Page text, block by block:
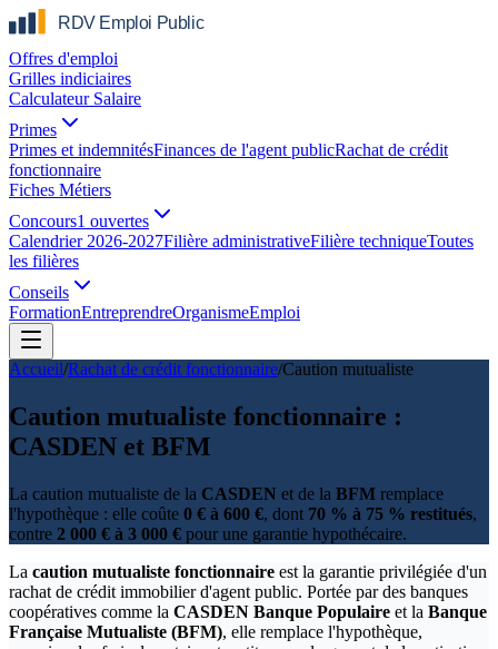
Offres d'emploi
Grilles indiciaires
Calculateur Salaire
Primes
Primes et indemnitésFinances de l'agent publicRachat de crédit
fonctionnaire
Fiches Métiers
Concours1 ouvertes
Calendrier 2026-2027Filière administrativeFilière techniqueToutes
les filières
Conseils
FormationEntreprendreOrganismeEmploi
Accueil/Rachat de crédit fonctionnaire/Caution mutualiste
Caution mutualiste fonctionnaire :
CASDEN et BFM
La caution mutualiste de la CASDEN et de la BFM remplace
l'hypothèque : elle coûte 0 € à 600 €, dont 70 % à 75 % restitués,
contre 2 000 € à 3 000 € pour une garantie hypothécaire.
La caution mutualiste fonctionnaire est la garantie privilégiée d'un
rachat de crédit immobilier d'agent public. Portée par des banques
coopératives comme la CASDEN Banque Populaire et la Banque
Française Mutualiste (BFM), elle remplace l'hypothèque,